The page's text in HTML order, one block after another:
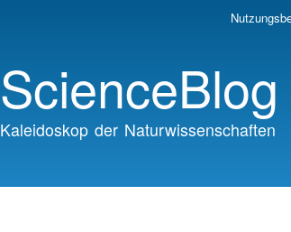
ScienceBlog
Kaleidoskop der Naturwissenschaften